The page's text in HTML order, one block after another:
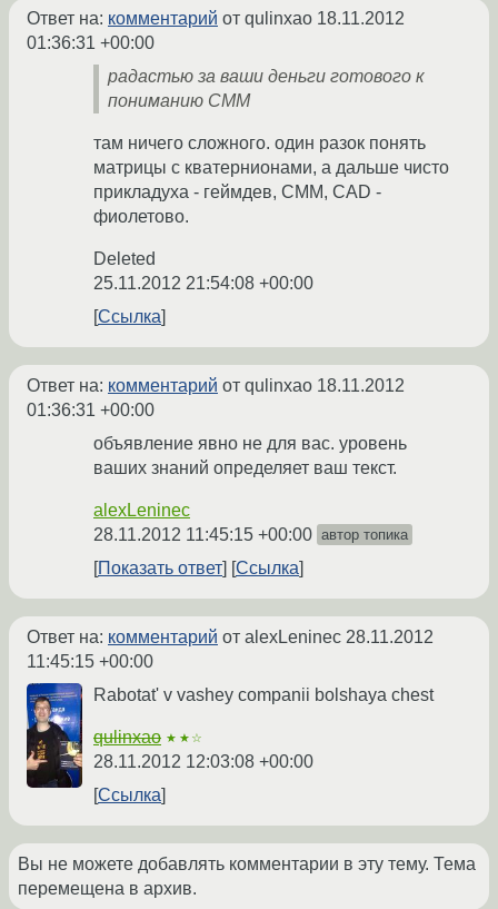
Ответ на: комментарий от qulinxao 18.11.2012
01:36:31 +00:00
радастью за ваши деньги готового к
пониманию CMM
там ничего сложного. один разок понять
матрицы с кватернионами, а дальше чисто
прикладуха - геймдев, СММ, CAD -
фиолетово.
Deleted
25.11.2012 21:54:08 +00:00
Ссылка
Ответ на: комментарий от qulinxao 18.11.2012
01:36:31 +00:00
объявление явно не для вас. уровень
ваших знаний определяет ваш текст.
alexLeninec
28.11.2012 11:45:15 +00:00 автор топика
Показать ответ Ссылка
Ответ на: комментарий от alexLeninec 28.11.2012
11:45:15 +00:00
Rabotat' v vashey companii bolshaya chest
qulinxao ★★☆
28.11.2012 12:03:08 +00:00
Ссылка
Вы не можете добавлять комментарии в эту тему. Тема
перемещена в архив.